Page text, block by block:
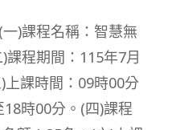
)課程名稱：智慧無
課程期間：115年7月
課時間：09時00分
時00分。(四)課程